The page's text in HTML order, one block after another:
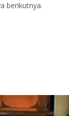
berikutnya.